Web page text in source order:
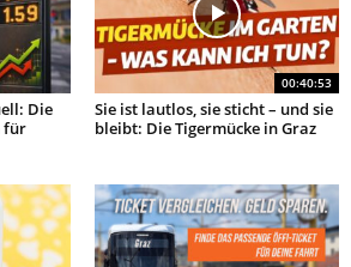
Die
für
00:40:53
Sie ist lautlos, sie sticht – und sie
bleibt: Die Tigermücke in Graz